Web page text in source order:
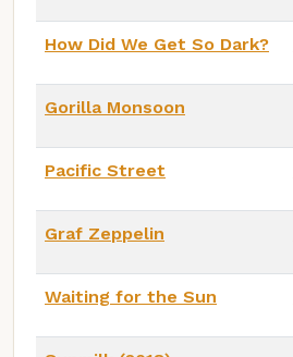
How Did We Get So Dark?
Gorilla Monsoon
Pacific Street
Graf Zeppelin
Waiting for the Sun